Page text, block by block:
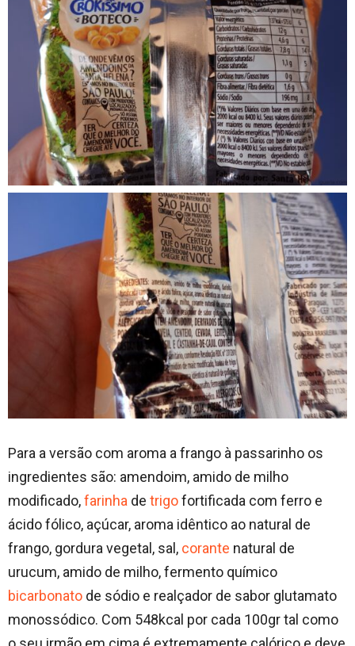
Para a versão com aroma a frango à passarinho os
ingredientes são: amendoim, amido de milho
modificado,farinha de trigofortificada com ferro e
ácido fólico, açúcar, aroma idêntico ao natural de
frango, gordura vegetal, sal, corante natural de
urucum, amido de milho, fermento químico
bicarbonato de sódio e realçador de sabor glutamato
monossódico. Com 548kcal por cada 100gr tal como